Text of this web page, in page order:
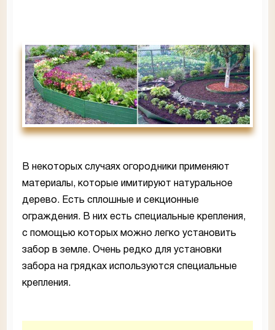
В некоторых случаях огородники применяют
материалы, которые имитируют натуральное
дерево. Есть сплошные и секционные
ограждения. В них есть специальные крепления,
с помощью которых можно легко установить
забор в земле. Очень редко для установки
забора на грядках используются специальные
крепления.